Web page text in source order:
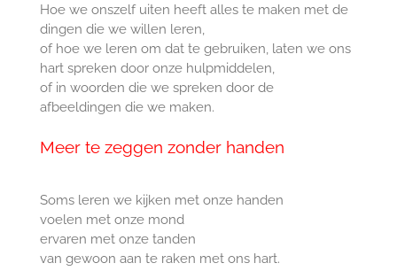
Hoe we onszelf uiten heeft alles te maken met de
dingen die we willen leren,
of hoe we leren om dat te gebruiken, laten we ons
hart spreken door onze hulpmiddelen,
of in woorden die we spreken door de
afbeeldingen die we maken.
Meer te zeggen zonder handen
Soms leren we kijken met onze handen
voelen met onze mond
ervaren met onze tanden
van gewoon aan te raken met ons hart.